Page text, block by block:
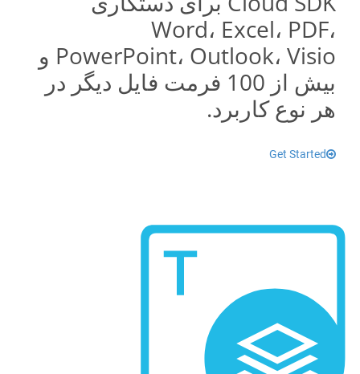
Word، Excel، PDF،
PowerPoint، Outlook، Visio و
بیش از 100 فرمت فایل دیگر در
هر نوع کاربرد.
Get Started